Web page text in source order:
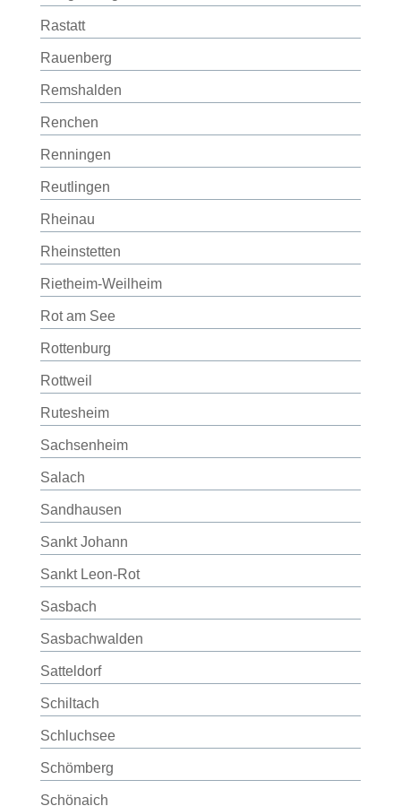
Rastatt
Rauenberg
Remshalden
Renchen
Renningen
Reutlingen
Rheinau
Rheinstetten
Rietheim-Weilheim
Rot am See
Rottenburg
Rottweil
Rutesheim
Sachsenheim
Salach
Sandhausen
Sankt Johann
Sankt Leon-Rot
Sasbach
Sasbachwalden
Satteldorf
Schiltach
Schluchsee
Schömberg
Schönaich